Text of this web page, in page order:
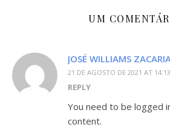
UM
JOSÉ WILLIAMS
21 DE AGOSTO DE 2021 AT 14:13
REPLY
You need to be logged
content.